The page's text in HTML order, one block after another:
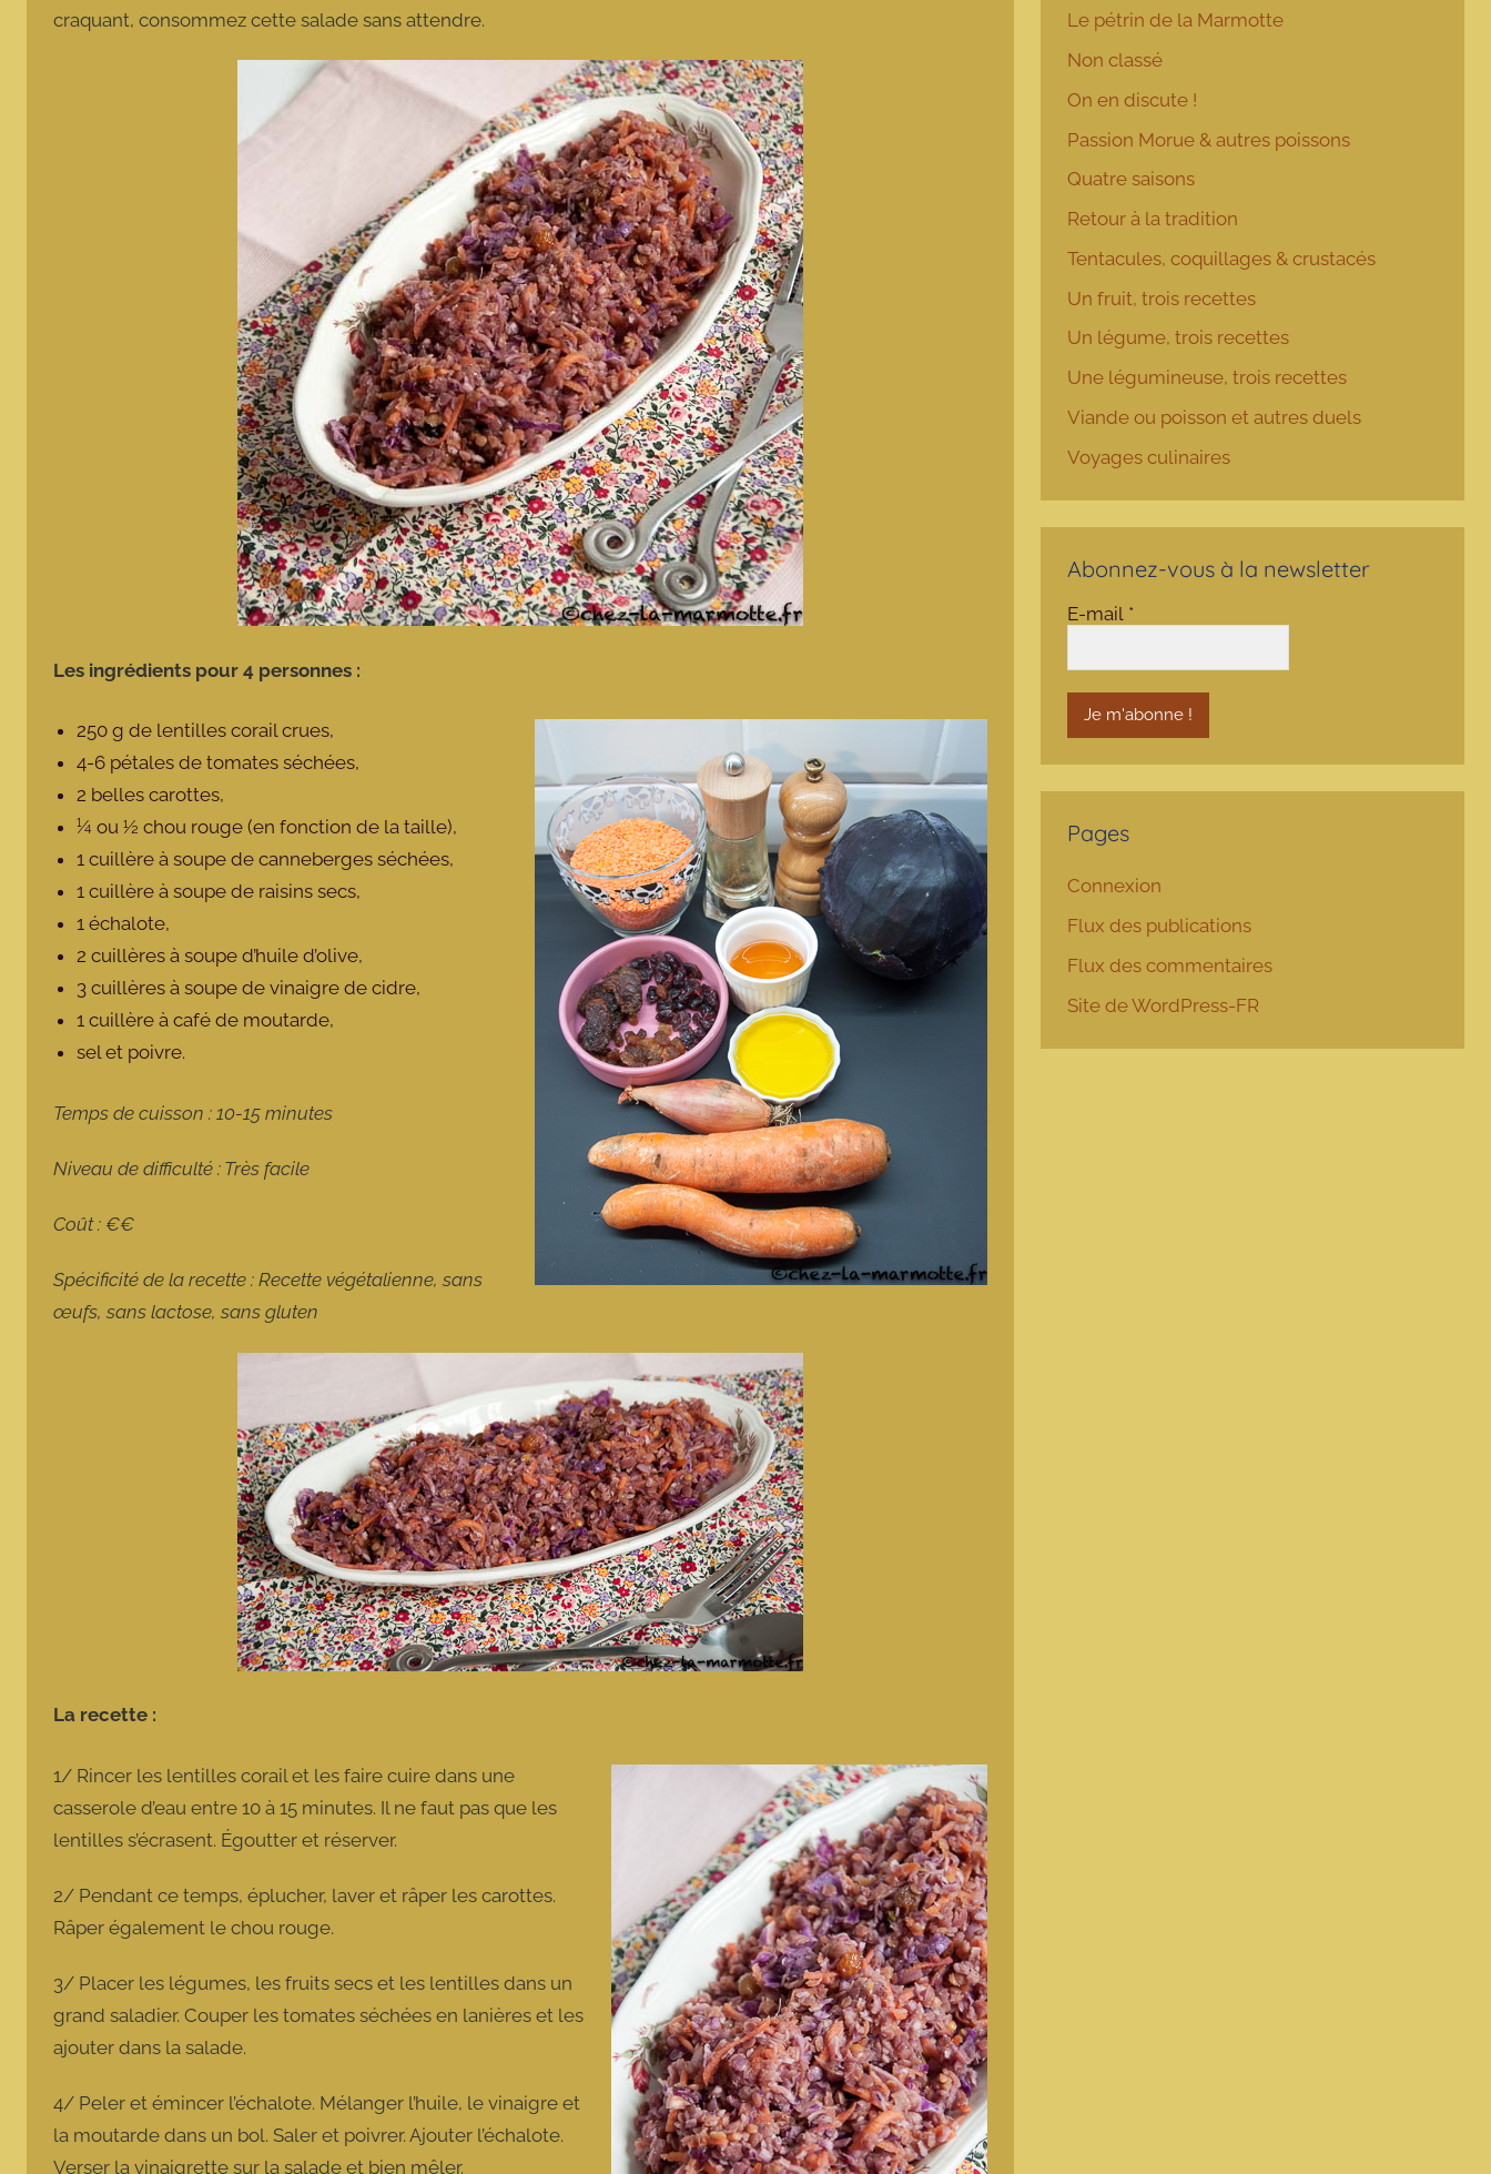
craquant, consommez cette salade sans attendre.
Les ingrédients pour 4 personnes :
250 g de lentilles corail crues,
4-6 pétales de tomates séchées,
2 belles carottes,
¼ ou ½ chou rouge (en fonction de la taille),
1 cuillère à soupe de canneberges séchées,
1 cuillère à soupe de raisins secs,
1 échalote,
2 cuillères à soupe d’huile d’olive,
3 cuillères à soupe de vinaigre de cidre,
1 cuillère à café de moutarde,
sel et poivre.
Temps de cuisson : 10-15 minutes
Niveau de difficulté : Très facile
Coût : €€
Spécificité de la recette : Recette végétalienne, sans
œufs, sans lactose, sans gluten
La recette :
1/ Rincer les lentilles corail et les faire cuire dans une
casserole d’eau entre 10 à 15 minutes. Il ne faut pas que les
lentilles s’écrasent. Égoutter et réserver.
2/ Pendant ce temps, éplucher, laver et râper les carottes.
Râper également le chou rouge.
3/ Placer les légumes, les fruits secs et les lentilles dans un
grand saladier. Couper les tomates séchées en lanières et les
ajouter dans la salade.
4/ Peler et émincer l’échalote. Mélanger l’huile, le vinaigre et
la moutarde dans un bol. Saler et poivrer. Ajouter l’échalote.
Verser la vinaigrette sur la salade et bien mêler.
Le pétrin de la Marmotte
Non classé
On en discute !
Passion Morue & autres poissons
Quatre saisons
Retour à la tradition
Tentacules, coquillages & crustacés
Un fruit, trois recettes
Un légume, trois recettes
Une légumineuse, trois recettes
Viande ou poisson et autres duels
Voyages culinaires
Abonnez-vous à la newsletter
E-mail *
Pages
Connexion
Flux des publications
Flux des commentaires
Site de WordPress-FR